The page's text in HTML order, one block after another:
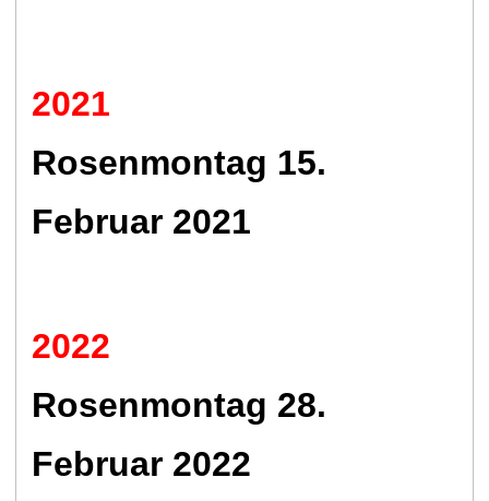
2021
Rosenmontag 15.
Februar 2021
2022
Rosenmontag 28.
Februar 2022